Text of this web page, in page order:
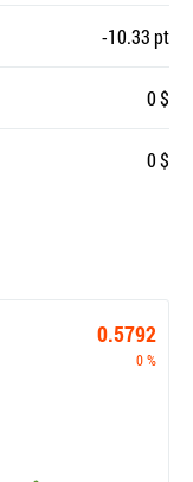
-10.33 pt
0 $
0 $
0.5792
0 %